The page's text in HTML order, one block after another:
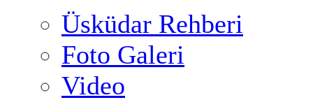
Üsküdar Rehberi
Foto Galeri
Video